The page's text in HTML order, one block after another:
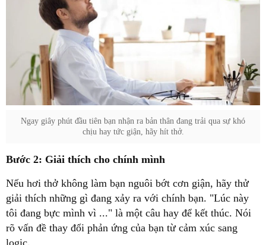
Ngay giây phút đầu tiên bạn nhận ra bản thân đang trải qua sự khó
chịu hay tức giận, hãy hít thở.
Bước 2: Giải thích cho chính mình
Nếu hơi thở không làm bạn nguôi bớt cơn giận, hãy thử
giải thích những gì đang xảy ra với chính bạn. "Lúc này
tôi đang bực mình vì ..." là một câu hay để kết thúc. Nói
rõ vấn đề thay đổi phản ứng của bạn từ cảm xúc sang
logic.